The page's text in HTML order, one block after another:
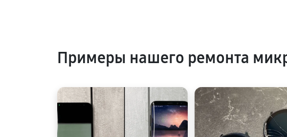
Примеры нашего ремонта